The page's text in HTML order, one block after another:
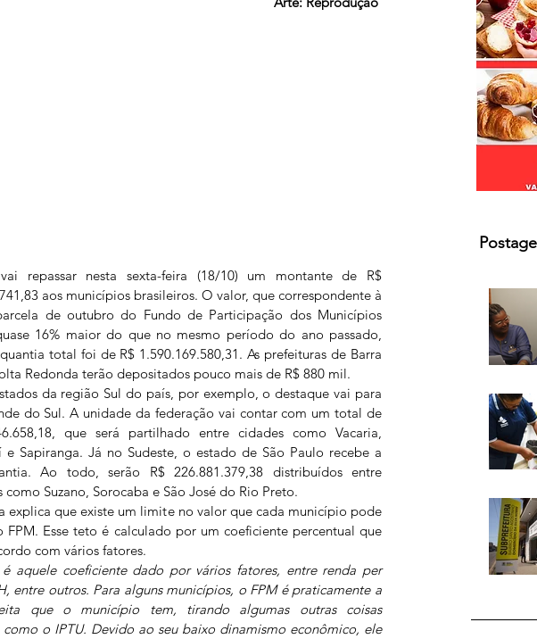
repassar nesta sexta-feira (18/10) um montante de R$
aos municípios brasileiros. O valor, que correspondente à
de outubro do Fundo de Participação dos Municípios
16% maior do que no mesmo período do ano passado,
total foi de R$ 1.590.169.580,31. As prefeituras de Barra
Redonda terão depositados pouco mais de R$ 880 mil.
da região Sul do país, por exemplo, o destaque vai para
do Sul. A unidade da federação vai contar com um total de
que será partilhado entre cidades como Vacaria,
e Sapiranga. Já no Sudeste, o estado de São Paulo recebe a
Ao todo, serão R$ 226.881.379,38 distribuídos entre
como Suzano, Sorocaba e São José do Rio Preto.
explica que existe um limite no valor que cada município pode
FPM. Esse teto é calculado por um coeficiente percentual que
com vários fatores.
aquele coeficiente dado por vários fatores, entre renda per
entre outros. Para alguns municípios, o FPM é praticamente a
que o município tem, tirando algumas outras coisas
como o IPTU. Devido ao seu baixo dinamismo econômico, ele